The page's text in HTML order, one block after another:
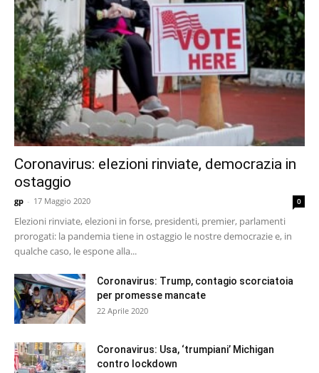
Coronavirus: elezioni rinviate, democrazia in
ostaggio
gp - 17 Maggio 2020 0
Elezioni rinviate, elezioni in forse, presidenti, premier, parlamenti
prorogati: la pandemia tiene in ostaggio le nostre democrazie e, in
qualche caso, le espone alla...
Coronavirus: Trump, contagio scorciatoia
per promesse mancate
22 Aprile 2020
Coronavirus: Usa, ‘trumpiani’ Michigan
contro lockdown